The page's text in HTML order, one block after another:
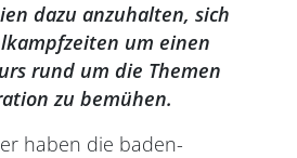
dazu anzuhalten, sich
um einen
rund um die Themen
zu bemühen.
haben die baden-